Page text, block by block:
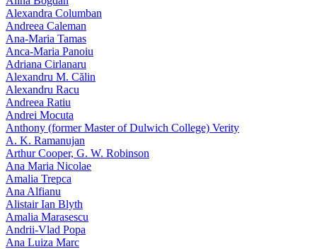
Alexandra Columban
Andreea Caleman
Ana-Maria Tamas
Anca-Maria Panoiu
Adriana Cirlanaru
Alexandru M. Călin
Alexandru Racu
Andreea Ratiu
Andrei Mocuta
Anthony (former Master of Dulwich College) Verity
A. K. Ramanujan
Arthur Cooper, G. W. Robinson
Ana Maria Nicolae
Amalia Trepca
Ana Alfianu
Alistair Ian Blyth
Amalia Marasescu
Andrii-Vlad Popa
Ana Luiza Marc